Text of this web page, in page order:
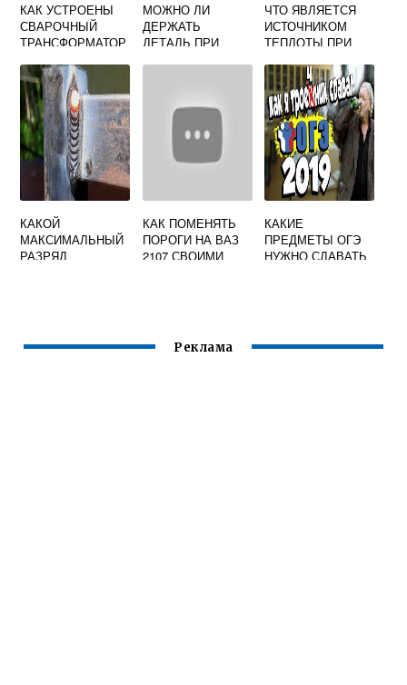
КАК УСТРОЕНЫ
СВАРОЧНЫЙ
ТРАНСФОРМАТОР
ГЕНЕРАТОР
ПРЕОБРАЗОВАТЕ
ЛЬ
МОЖНО ЛИ
ДЕРЖАТЬ
ДЕТАЛЬ ПРИ
ЧТО ЯВЛЯЕТСЯ
ИСТОЧНИКОМ
ТЕПЛОТЫ ПРИ
КАКОЙ
МАКСИМАЛЬНЫЙ
РАЗРЯД
КАК ПОМЕНЯТЬ
ПОРОГИ НА ВАЗ
2107 СВОИМИ
КАКИЕ
ПРЕДМЕТЫ ОГЭ
НУЖНО СДАВАТЬ
Реклама